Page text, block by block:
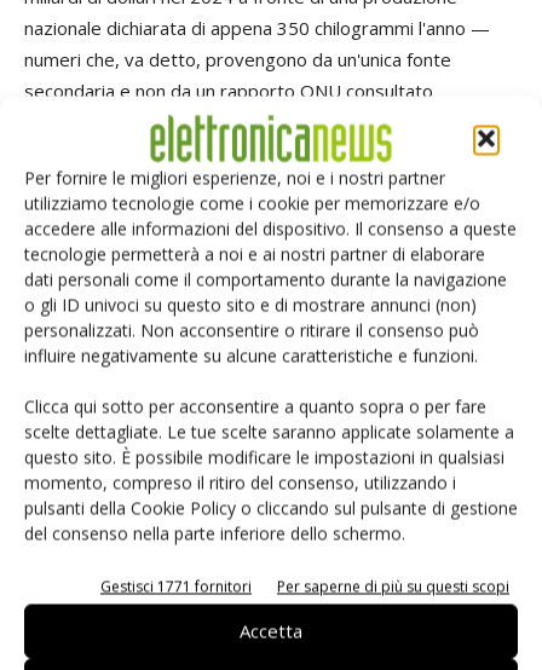
Per fornire le migliori esperienze, noi e i nostri partner
utilizziamo tecnologie come i cookie per memorizzare e/o
accedere alle informazioni del dispositivo. Il consenso a queste
tecnologie permetterà a noi e ai nostri partner di elaborare
dati personali come il comportamento durante la navigazione
o gli ID univoci su questo sito e di mostrare annunci (non)
personalizzati. Non acconsentire o ritirare il consenso può
influire negativamente su alcune caratteristiche e funzioni.
Clicca qui sotto per acconsentire a quanto sopra o per fare
scelte dettagliate. Le tue scelte saranno applicate solamente a
questo sito. È possibile modificare le impostazioni in qualsiasi
momento, compreso il ritiro del consenso, utilizzando i
pulsanti della Cookie Policy o cliccando sul pulsante di gestione
del consenso nella parte inferiore dello schermo.
Gestisci 1771 fornitori Per saperne di più su questi scopi
Accetta
nazionale dichiarata di appena 350 chilogrammi l'anno —
numeri che, va detto, provengono da un'unica fonte
secondaria e non da un rapporto ONU consultato
direttamente. Un'inchiesta diGlobal Witness
ha invece
documentato con maggiore solidità come il trader
lussemburghese Traxys abbia acquistato coltan
proveniente dalle zone di conflitto attraverso l'esportatore
rwandese African Panther Resources, un caso questo che
riguarda direttamente la catena di custodia dei materiali
3TG, stagno, tantalio, tungsteno e oro, disciplinata dal
regolamento europeo 2017/821. La produzione di
condensatori al tantalio resta dominata da un numero
ristretto di aziende, Kemet e Kyocera-AVX in testa, anche
se le stime di quota di mercato pubblicate dalle società di
ricerche di settore divergono troppo tra loro per essere
citate come dato consolidato. È una geografia del rischio
diversa da quella del gallio, dove il controllo è statale e
shock puntuali: qui il rischio non è la licenza di export negata
da un governo, è la frana in una miniera controllata da
milizie in una regione di conflitto. Gli inventari di polvere